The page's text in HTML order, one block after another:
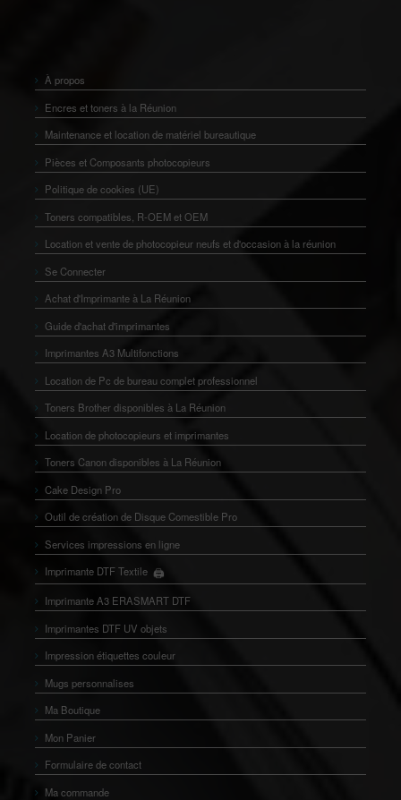
À propos
Encres et toners à la Réunion
Maintenance et location de matériel bureautique
Pièces et Composants photocopieurs
Politique de cookies (UE)
Toners compatibles, R-OEM et OEM
Location et vente de photocopieur neufs et d'occasion à la réunion
Se Connecter
Achat d'Imprimante à La Réunion
Guide d'achat d'imprimantes
Imprimantes A3 Multifonctions
Location de Pc de bureau complet professionnel
Toners Brother disponibles à La Réunion
Location de photocopieurs et imprimantes
Toners Canon disponibles à La Réunion
Cake Design Pro
Outil de création de Disque Comestible Pro
Services impressions en ligne
Imprimante DTF Textile 🖨️
👕
Imprimante A3 ERASMART DTF
Imprimantes DTF UV objets
Impression étiquettes couleur
Mugs personnalises
Ma Boutique
Mon Panier
Formulaire de contact
Ma commande